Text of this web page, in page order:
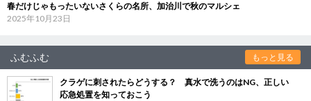
春だけじゃもったいないさくらの名所、加治川で秋のマルシェ
2025年10月23日
ふむふむ もっと見る
クラゲに刺されたらどうする？ 真水で洗うのはNG、正しい
応急処置を知っておこう